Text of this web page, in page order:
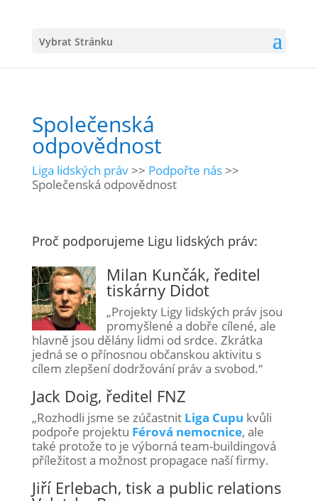
Vybrat Stránku
Společenská
odpovědnost
Liga lidských práv>> Podpořte nás>>
Společenská odpovědnost
Proč podporujeme Ligu lidských práv:
Milan Kunčák, ředitel
tiskárny Didot
„Projekty Ligy lidských práv jsou
promyšlené a dobře cílené, ale
hlavně jsou dělány lidmi od srdce. Zkrátka
jedná se o přínosnou občanskou aktivitu s
cílem zlepšení dodržování práv a svobod.“
Jack Doig, ředitel FNZ
„Rozhodli jsme se zúčastnit Liga Cupu kvůli
podpoře projektu Férová nemocnice, ale
také protože to je výborná team-buildingová
příležitost a možnost propagace naší firmy.
Jiří Erlebach, tisk a public relations